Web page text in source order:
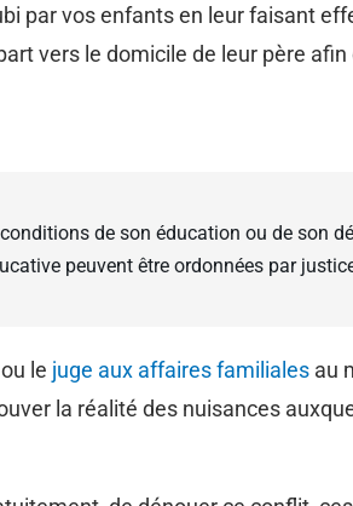
par vos enfants en leur faisant
vers le domicile de leur père
de son éducation ou de son
peuvent être ordonnées par
le juge aux affaires familiales au
la réalité des nuisances